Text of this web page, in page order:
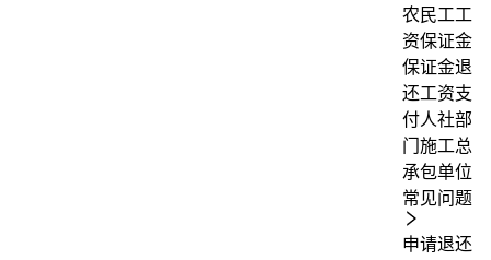
农民工工
资保证金
保证金退
还工资支
付人社部
门 施工总
承包单位
常见问题
申请退还